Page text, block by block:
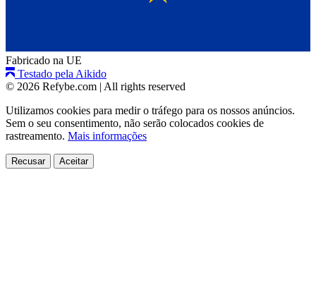
Fabricado na UE
Testado pela Aikido
© 2026 Refybe.com | All rights reserved
Utilizamos cookies para medir o tráfego para os nossos anúncios.
Sem o seu consentimento, não serão colocados cookies de
rastreamento. Mais informações
Recusar Aceitar